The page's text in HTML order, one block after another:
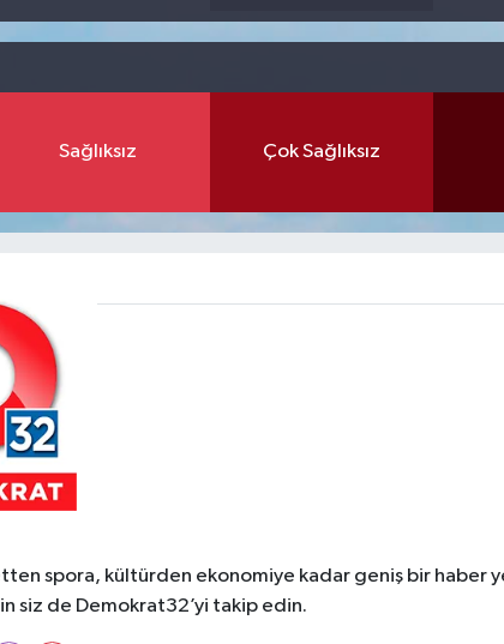
Sağlıksız Çok Sağlıksız
spora, kültürden ekonomiye kadar geniş bir haber
siz de Demokrat32’yi takip edin.